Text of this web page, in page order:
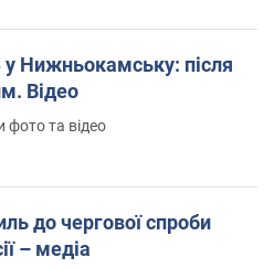
Нижньокамську: після
Відео
фото та відео
до чергової спроби
– медіа